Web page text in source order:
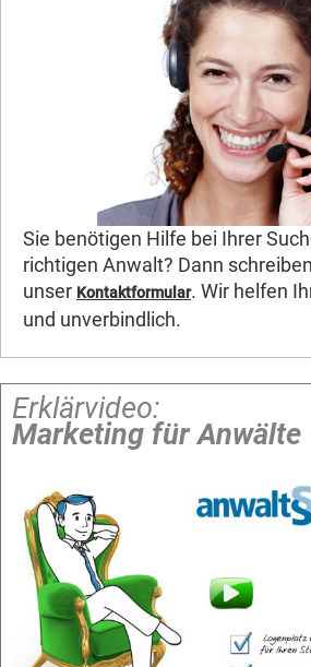
Sie benötigen Hilfe bei Ihrer
richtigen Anwalt? Dann
unser Kontaktformular. Wir helfen
und unverbindlich.
Erklärvideo:
Marketing für Anwälte